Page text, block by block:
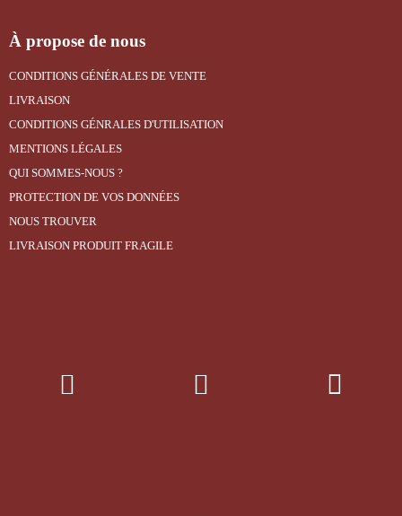
À propose de nous
CONDITIONS GÉNÉRALES DE VENTE
LIVRAISON
CONDITIONS GÉNRALES D'UTILISATION
MENTIONS LÉGALES
QUI SOMMES-NOUS ?
PROTECTION DE VOS DONNÉES
NOUS TROUVER
LIVRAISON PRODUIT FRAGILE